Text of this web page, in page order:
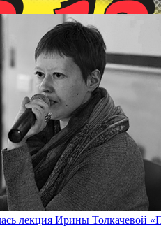
встреча с художницей
лекция Ирины Толкачевой